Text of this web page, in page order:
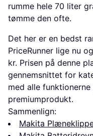
rumme hele 70 liter
tømme den ofte.
Det her er en bedst
PriceRunner lige nu
kr. Prisen på denne
gennemsnittet for
med alle
premiumprodukt.
Sammenlign:
Makita